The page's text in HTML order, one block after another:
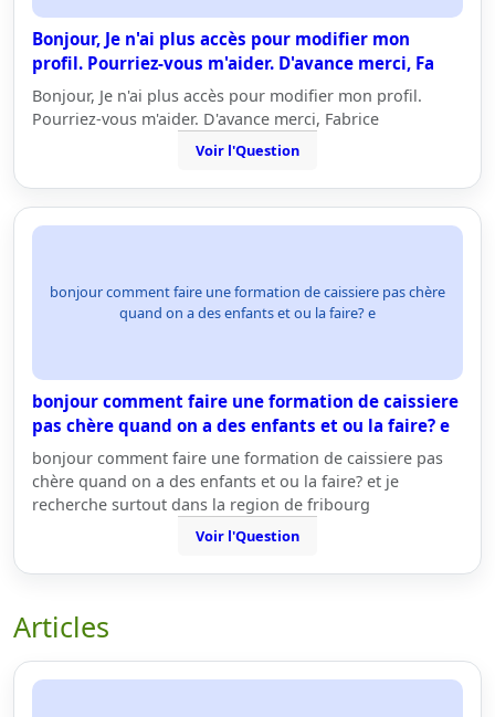
Bonjour, Je n'ai plus accès pour modifier mon
profil. Pourriez-vous m'aider. D'avance merci, Fa
Bonjour, Je n'ai plus accès pour modifier mon profil.
Pourriez-vous m'aider. D'avance merci, Fabrice
Voir l'Question
bonjour comment faire une formation de caissiere pas chère
quand on a des enfants et ou la faire? e
bonjour comment faire une formation de caissiere
pas chère quand on a des enfants et ou la faire? e
bonjour comment faire une formation de caissiere pas
chère quand on a des enfants et ou la faire? et je
recherche surtout dans la region de fribourg
Voir l'Question
Articles